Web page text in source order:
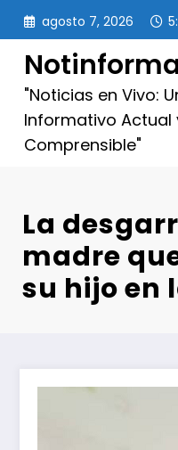
Saltar
contenido
agosto 7, 2026
"Noticias en Vivo:
Informativo Actual
Comprensible"
La
madre
su hijo en